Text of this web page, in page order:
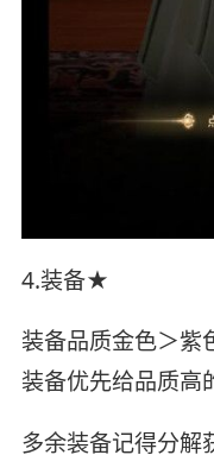
4.装备★
装备品质金色＞紫
装备优先给品质高
多余装备记得分解